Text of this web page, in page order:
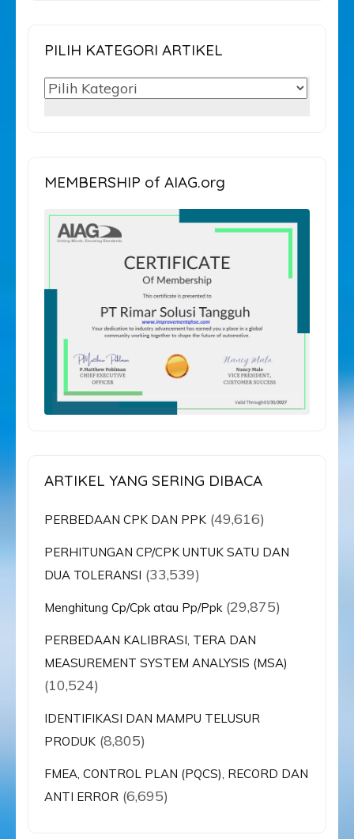
PILIH KATEGORI ARTIKEL
PILIH
MEMBERSHIP of AIAG.org
ARTIKEL YANG SERING DIBACA
PERBEDAAN CPK DAN PPK (49,616)
PERHITUNGAN CP/CPK UNTUK SATU DAN
DUA TOLERANSI (33,539)
Menghitung Cp/Cpk atau Pp/Ppk (29,875)
PERBEDAAN KALIBRASI, TERA DAN
MEASUREMENT SYSTEM ANALYSIS (MSA)
(10,524)
IDENTIFIKASI DAN MAMPU TELUSUR
PRODUK (8,805)
FMEA, CONTROL PLAN (PQCS), RECORD DAN
ANTI ERROR (6,695)